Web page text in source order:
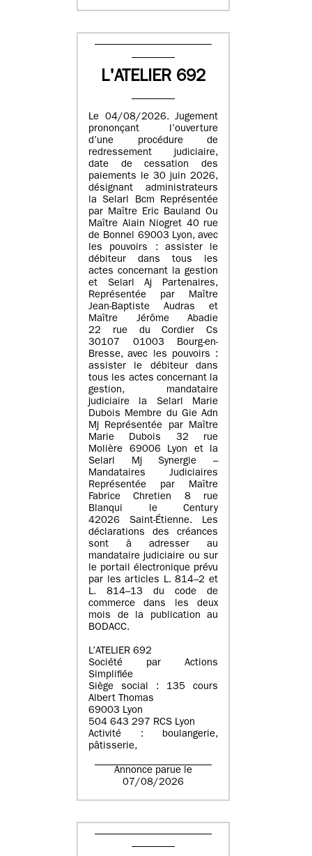
L'ATELIER 692
Le 04/08/2026. Jugement
prononçant l’ouverture
d’une procédure de
redressement judiciaire,
date de cessation des
paiements le 30 juin 2026,
désignant administrateurs
la Selarl Bcm Représentée
par Maître Eric Bauland Ou
Maître Alain Niogret 40 rue
de Bonnel 69003 Lyon, avec
les pouvoirs : assister le
débiteur dans tous les
actes concernant la gestion
et Selarl Aj Partenaires,
Représentée par Maître
Jean-Baptiste Audras et
Maître Jérôme Abadie
22 rue du Cordier Cs
30107 01003 Bourg-en-
Bresse, avec les pouvoirs :
assister le débiteur dans
tous les actes concernant la
gestion, mandataire
judiciaire la Selarl Marie
Dubois Membre du Gie Adn
Mj Représentée par Maître
Marie Dubois 32 rue
Molière 69006 Lyon et la
Selarl Mj Synergie –
Mandataires Judiciaires
Représentée par Maître
Fabrice Chretien 8 rue
Blanqui le Century
42026 Saint-Étienne. Les
déclarations des créances
sont à adresser au
mandataire judiciaire ou sur
le portail électronique prévu
par les articles L. 814–2 et
L. 814–13 du code de
commerce dans les deux
mois de la publication au
BODACC.
L’ATELIER 692
Société par Actions
Simplifiée
Siège social : 135 cours
Albert Thomas
69003 Lyon
504 643 297 RCS Lyon
Activité : boulangerie,
pâtisserie,
Annonce parue le
07/08/2026